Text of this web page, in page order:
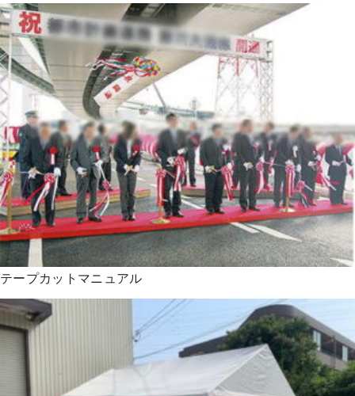
テープカットマニュアル